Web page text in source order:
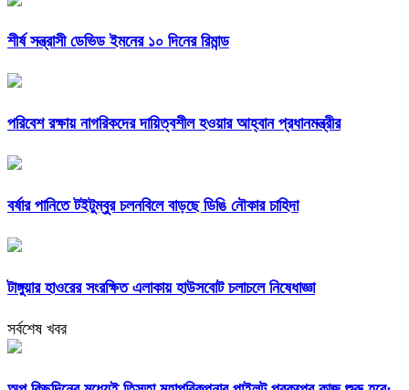
শীর্ষ সন্ত্রাসী ডেভিড ইমনের ১০ দিনের রিমান্ড
পরিবেশ রক্ষায় নাগরিকদের দায়িত্বশীল হওয়ার আহ্বান প্রধানমন্ত্রীর
বর্ষার পানিতে টইটুম্বুর চলনবিলে বাড়ছে ডিঙি নৌকার চাহিদা
টাঙ্গুয়ার হাওরের সংরক্ষিত এলাকায় হাউসবোট চলাচলে নিষেধাজ্ঞা
সর্বশেষ খবর